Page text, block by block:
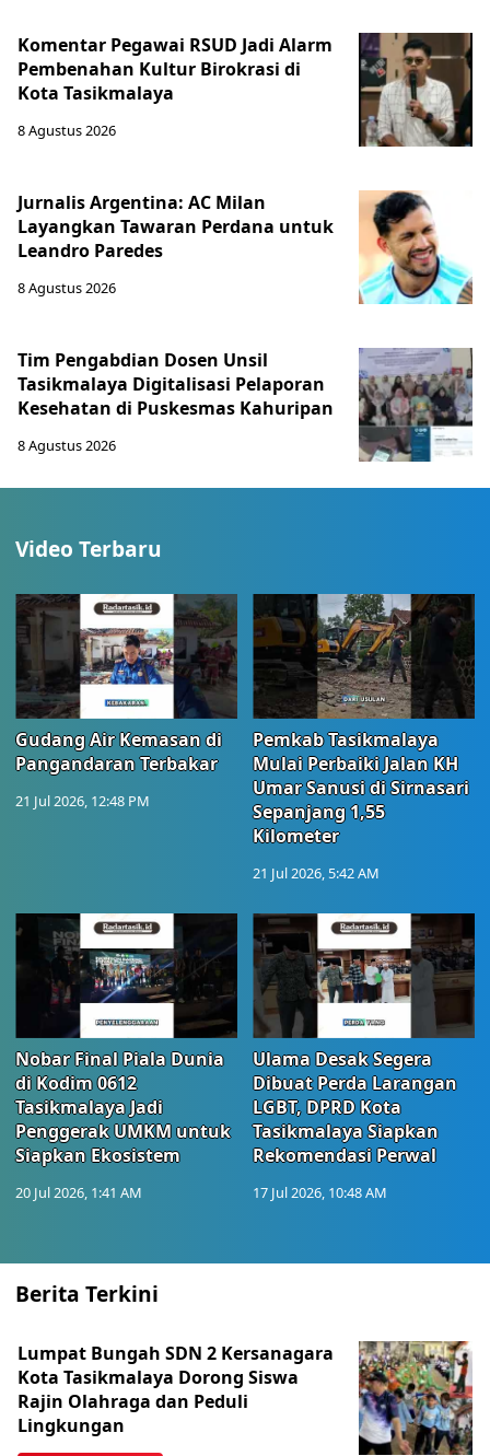
Komentar Pegawai RSUD Jadi Alarm
Pembenahan Kultur Birokrasi di
Kota Tasikmalaya
8 Agustus 2026
Jurnalis Argentina: AC Milan
Layangkan Tawaran Perdana untuk
Leandro Paredes
8 Agustus 2026
Tim Pengabdian Dosen Unsil
Tasikmalaya Digitalisasi Pelaporan
Kesehatan di Puskesmas Kahuripan
8 Agustus 2026
Video Terbaru
Gudang Air Kemasan di
Pangandaran Terbakar
21 Jul 2026, 12:48 PM
Pemkab Tasikmalaya
Mulai Perbaiki Jalan KH
Umar Sanusi di Sirnasari
Sepanjang 1,55
Kilometer
21 Jul 2026, 5:42 AM
Nobar Final Piala Dunia
di Kodim 0612
Tasikmalaya Jadi
Penggerak UMKM untuk
Siapkan Ekosistem
20 Jul 2026, 1:41 AM
Ulama Desak Segera
Dibuat Perda Larangan
LGBT, DPRD Kota
Tasikmalaya Siapkan
Rekomendasi Perwal
17 Jul 2026, 10:48 AM
Berita Terkini
Lumpat Bungah SDN 2 Kersanagara
Kota Tasikmalaya Dorong Siswa
Rajin Olahraga dan Peduli
Lingkungan